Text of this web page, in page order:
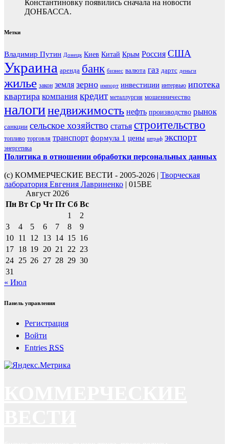
Константиновку появились сначала на новости
ДОНБАССА.
Метки
Владимир Путин Донецк Киев Китай Крым Россия США
Украина аренда банк бизнес валюта газ дартс деньги
жилье закон земля зерно импорт инвестиции интервью ипотека
квартира компания кредит металлургия мошенничество
налогинедвижимость нефть производство рынок
санкции сельское хозяйство статья строительство
топливо торговля транспорт формула 1 цены штраф экспорт
энергетика
Политика в отношении обработки персональных данных
(с) КОММЕРЧЕСКИЕ ВЕСТИ - 2005-2026 | Творческая
лаборатория Евгения Лавриненко | 015BE
Август 2026
Пн Вт Ср Чт Пт Сб Вс
1
2
3
4 5 6 7 8
9
10 11 12 13 14 15 16
17 18 19 20 21 22 23
24 25 26 27 28 29 30
31
« Июл
Панель управления
Регистрация
Войти
Entries RSS